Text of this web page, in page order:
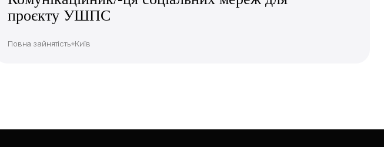
проєкту УШПС
Повна зайнятість Київ